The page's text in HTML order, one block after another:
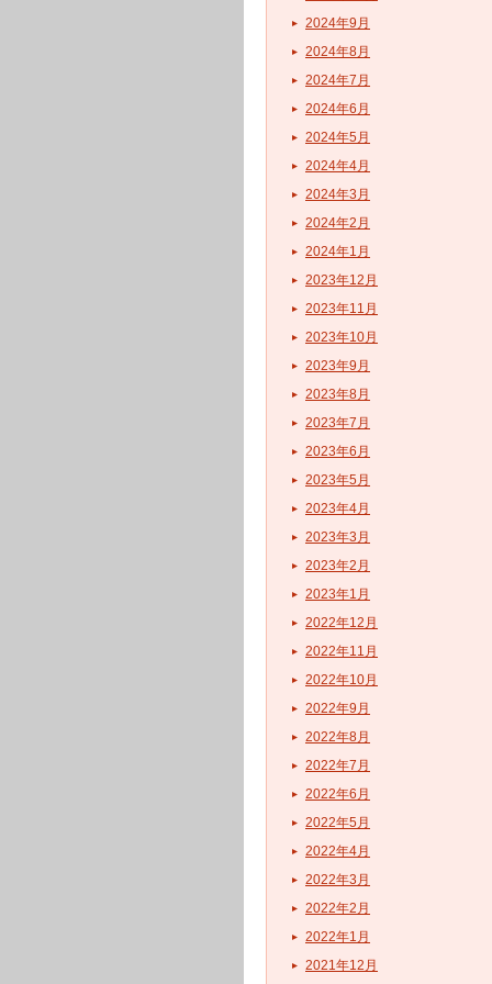
2024年9月
2024年8月
2024年7月
2024年6月
2024年5月
2024年4月
2024年3月
2024年2月
2024年1月
2023年12月
2023年11月
2023年10月
2023年9月
2023年8月
2023年7月
2023年6月
2023年5月
2023年4月
2023年3月
2023年2月
2023年1月
2022年12月
2022年11月
2022年10月
2022年9月
2022年8月
2022年7月
2022年6月
2022年5月
2022年4月
2022年3月
2022年2月
2022年1月
2021年12月